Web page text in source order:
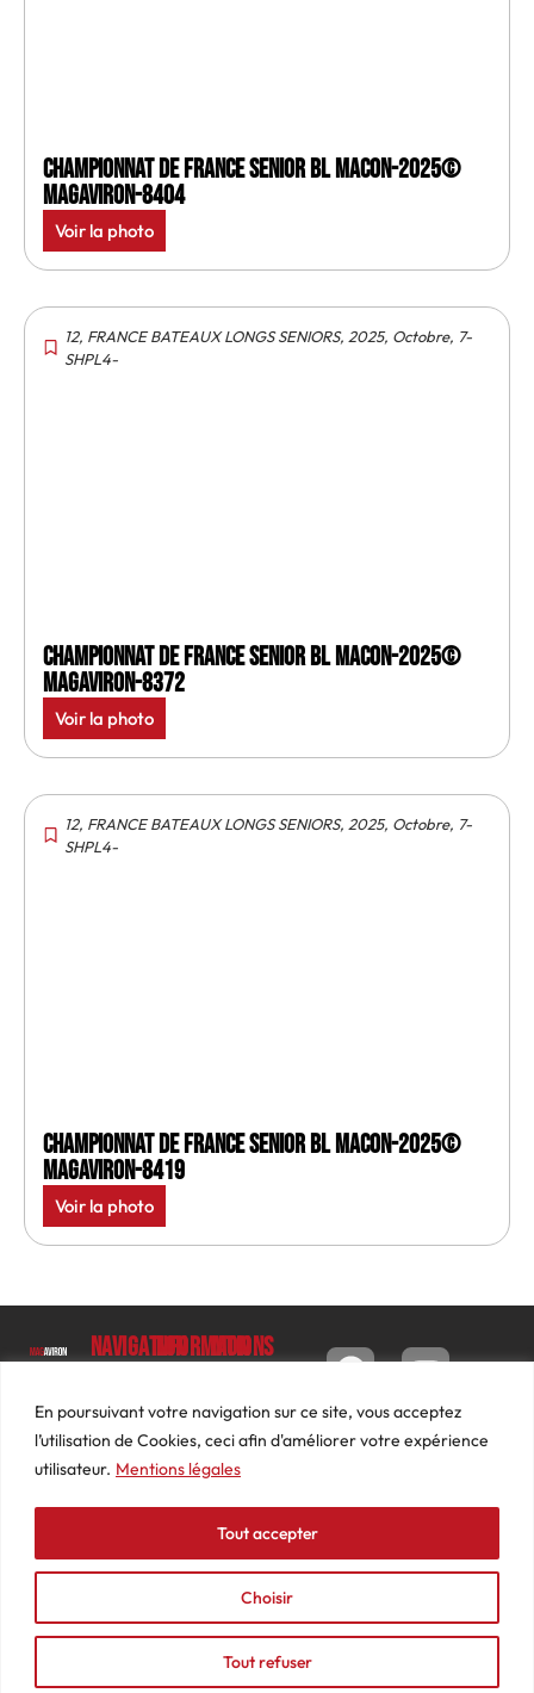
En poursuivant votre navigation sur ce site, vous acceptez
l’utilisation de Cookies, ceci afin d'améliorer votre expérience
utilisateur. Mentions légales
Choisir
Tout refuser
Tout accepter
Championnat de France senior BL Macon-2025©
MagAviron-8404
Voir la photo
12, FRANCE BATEAUX LONGS SENIORS, 2025, Octobre, 7-
SHPL4-
Championnat de France senior BL Macon-2025©
MagAviron-8372
Voir la photo
12, FRANCE BATEAUX LONGS SENIORS, 2025, Octobre, 7-
SHPL4-
Championnat de France senior BL Macon-2025©
MagAviron-8419
Voir la photo
Luc
Barbier
69640
74
87
contact@mediasaviron.fr
Navigation
Le
Magazine
Photos
Actualités
Podcasts
Informations
Conditions
générales
de ventes
Mentions
légales
Mon
Tableau
de bord
Commandes
Adresses
Détails
du
compte